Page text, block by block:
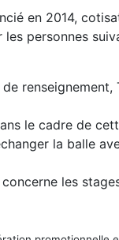
en 2014,
les personnes
de
le cadre de
la balle
les